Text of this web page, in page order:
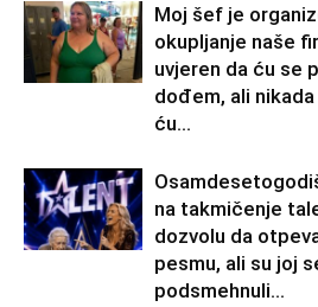
Moj šef je
okupljanje naše
uvjeren da ću se
dođem, ali
ću...
na takmičenje
dozvolu da
pesmu, ali su joj
podsmehnuli...